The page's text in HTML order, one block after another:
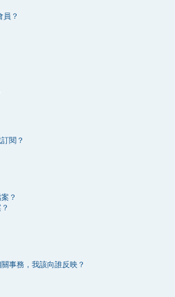
員？
閱？
？
事務，我該向誰反映？